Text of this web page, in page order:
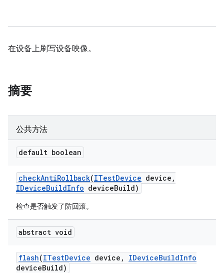
在设备上刷写设备映像。
摘要
公共方法
default boolean
checkAntiRollback(ITestDevice device ,
IDeviceBuildInfo deviceBuild)
检查是否触发了防回滚。
abstract void
flash(ITestDevice device , IDeviceBuildInfo
deviceBuild)